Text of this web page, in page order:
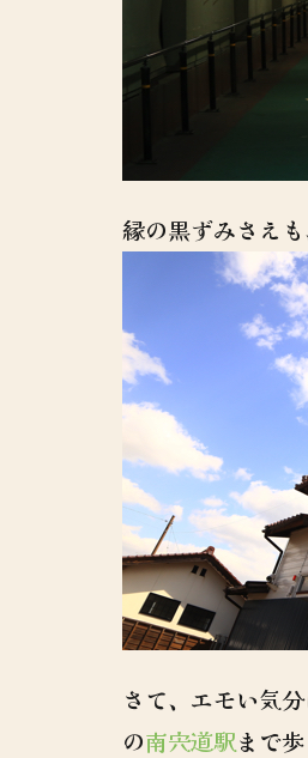
縁の黒ずみさえ
さて、エモい気
の南宍道駅まで